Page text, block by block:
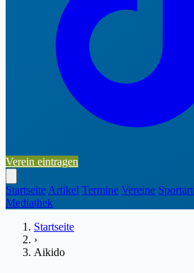
Verein eintragen
Startseite Artikel Termine Vereine
Mediathek
Startseite
›
Aikido